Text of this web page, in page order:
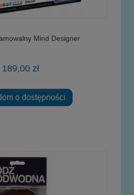
Mind Designer
189,00 zł
o dostępności